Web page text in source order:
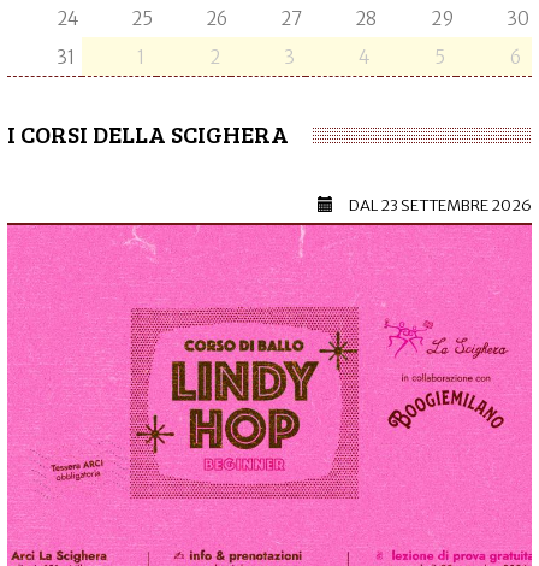
24
25 26 27 28 29
30
31
1 2 3 4 5 6
I CORSI DELLA SCIGHERA
DAL23 SETTEMBRE 2026